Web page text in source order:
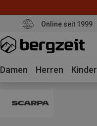
Online seit 1999
Damen Herren Kinder